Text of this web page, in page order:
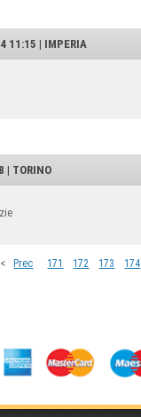
11:15 | IMPERIA
| TORINO
< Prec 171 172 173 174